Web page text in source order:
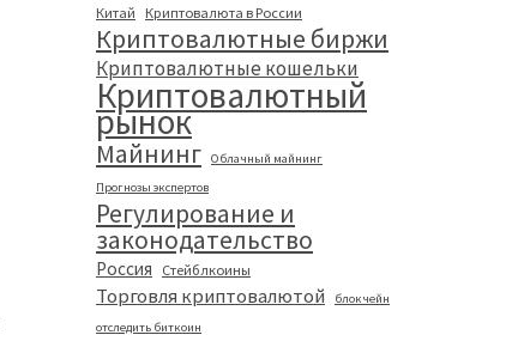
Китай Криптовалюта в России
Криптовалютные биржи
Криптовалютные кошельки
Криптовалютный
рынок
Майнинг
Облачный майнинг
Прогнозы экспертов
Регулирование и
законодательство
Россия Стейблкоины
Торговля криптовалютой
блокчейн
отследить биткоин